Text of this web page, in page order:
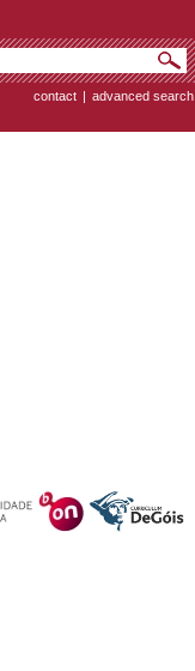
contact | advanced search